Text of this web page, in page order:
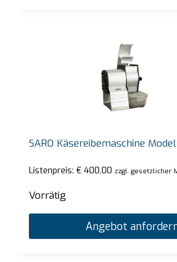
SARO Käsereibemaschine
Listenpreis: €400,00 zzgl. gesetzlicher
Vorrätig
Angebot